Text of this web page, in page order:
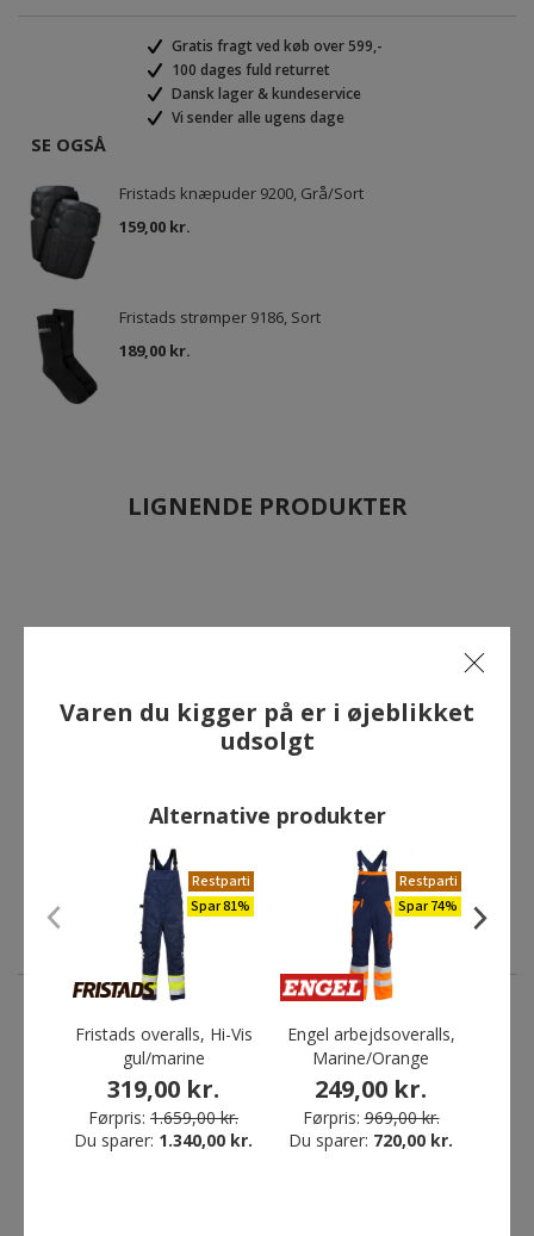
Gratis fragt ved køb over 599,-
100 dages fuld returret
Dansk lager & kundeservice
Vi sender alle ugens dage
SE OGSÅ
Fristads knæpuder 9200, Grå/Sort
159,00 kr.
Fristads strømper 9186, Sort
189,00 kr.
LIGNENDE PRODUKTER
ANDRE HAR OGSÅ KØBT
Varen du kigger på er i øjeblikket
udsolgt
Alternative produkter
Restparti
Spar 81%
Fristads overalls, Hi-Vis
gul/marine
319,00 kr.
Førpris: 1.659,00 kr.
Du sparer: 1.340,00 kr.
Restparti
Spar 74%
Engel arbejdsoveralls,
Marine/Orange
249,00 kr.
Førpris: 969,00 kr.
Du sparer: 720,00 kr.